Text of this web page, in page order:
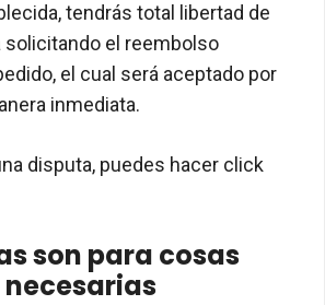
tendrás total libertad de
solicitando el reembolso
el cual será aceptado por
inmediata.
disputa, puedes hacer click
son para cosas